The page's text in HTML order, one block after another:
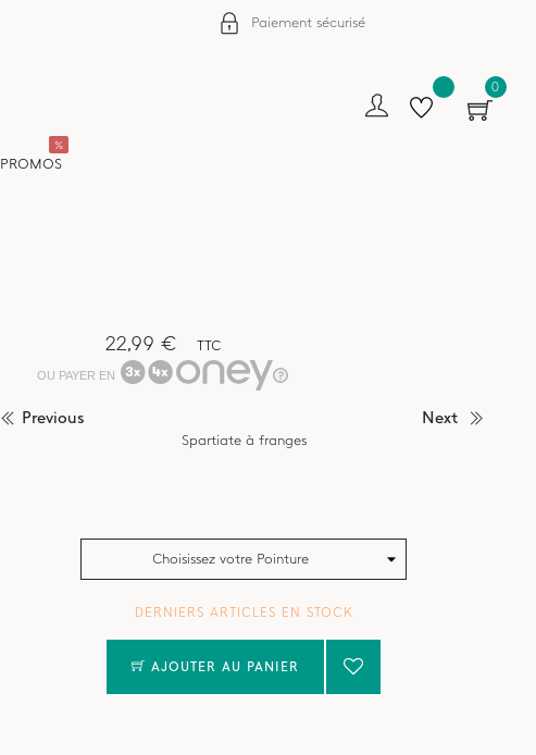
Paiement sécurisé
0
PROMOS
%
22,99 €
TTC
OU PAYER EN
Spartiate à franges
Choisissez votre Pointure
DERNIERS ARTICLES EN STOCK
AJOUTER AU PANIER
Previous Next